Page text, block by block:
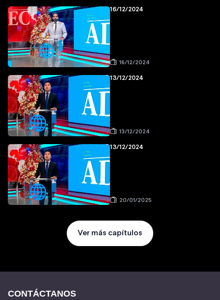
16/12/2024
16/12/2024
13/12/2024
13/12/2024
13/12/2024
20/01/2025
Ver más capítulos
CONTÁCTANOS